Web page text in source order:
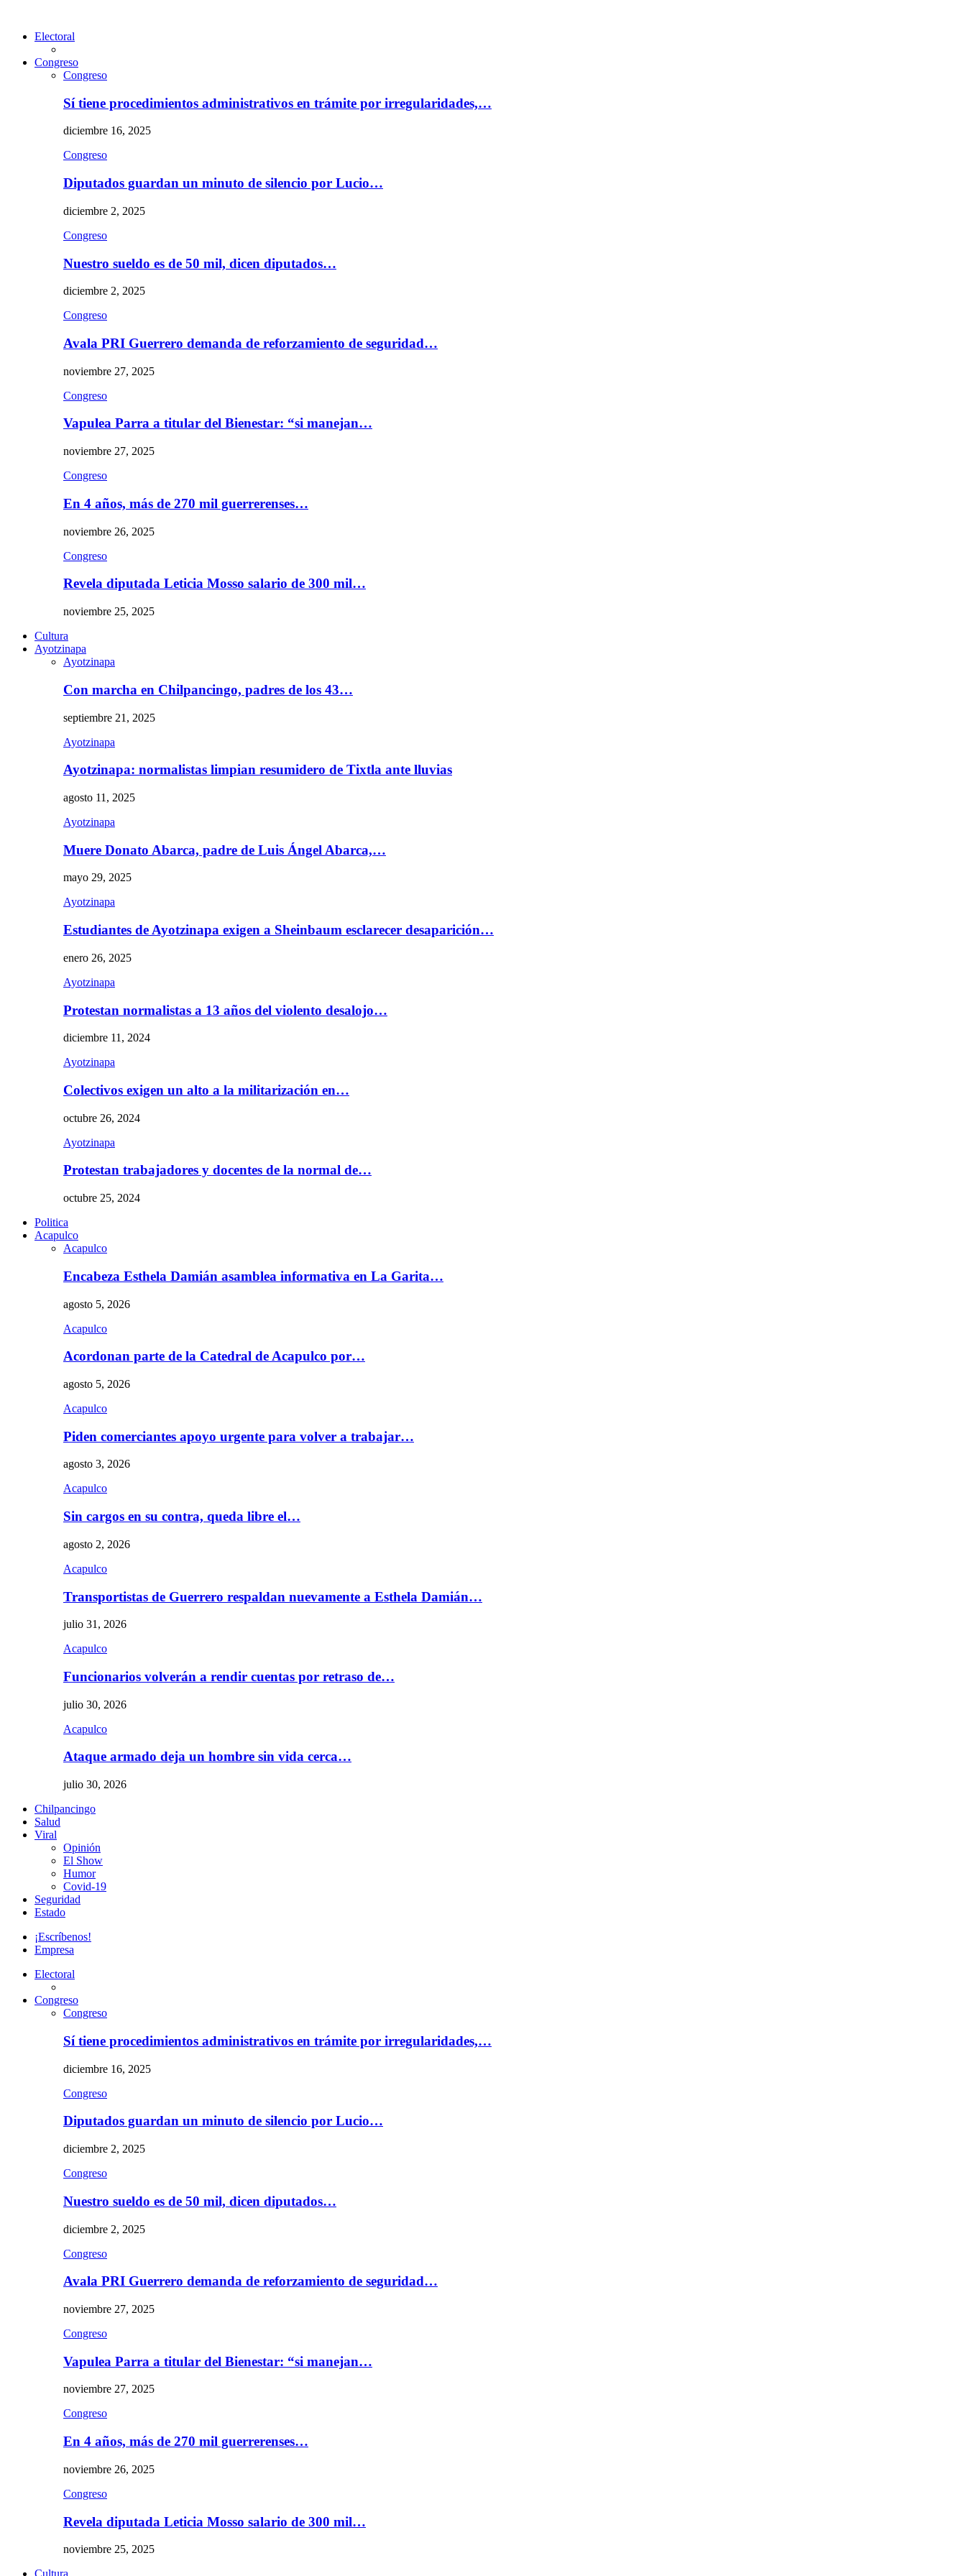
Electoral
Congreso
Congreso
Sí tiene procedimientos administrativos en trámite por irregularidades,…
diciembre 16, 2025
Congreso
Diputados guardan un minuto de silencio por Lucio…
diciembre 2, 2025
Congreso
Nuestro sueldo es de 50 mil, dicen diputados…
diciembre 2, 2025
Congreso
Avala PRI Guerrero demanda de reforzamiento de seguridad…
noviembre 27, 2025
Congreso
Vapulea Parra a titular del Bienestar: “si manejan…
noviembre 27, 2025
Congreso
En 4 años, más de 270 mil guerrerenses…
noviembre 26, 2025
Congreso
Revela diputada Leticia Mosso salario de 300 mil…
noviembre 25, 2025
Cultura
Ayotzinapa
Ayotzinapa
Con marcha en Chilpancingo, padres de los 43…
septiembre 21, 2025
Ayotzinapa
Ayotzinapa: normalistas limpian resumidero de Tixtla ante lluvias
agosto 11, 2025
Ayotzinapa
Muere Donato Abarca, padre de Luis Ángel Abarca,…
mayo 29, 2025
Ayotzinapa
Estudiantes de Ayotzinapa exigen a Sheinbaum esclarecer desaparición…
enero 26, 2025
Ayotzinapa
Protestan normalistas a 13 años del violento desalojo…
diciembre 11, 2024
Ayotzinapa
Colectivos exigen un alto a la militarización en…
octubre 26, 2024
Ayotzinapa
Protestan trabajadores y docentes de la normal de…
octubre 25, 2024
Politica
Acapulco
Acapulco
Encabeza Esthela Damián asamblea informativa en La Garita…
agosto 5, 2026
Acapulco
Acordonan parte de la Catedral de Acapulco por…
agosto 5, 2026
Acapulco
Piden comerciantes apoyo urgente para volver a trabajar…
agosto 3, 2026
Acapulco
Sin cargos en su contra, queda libre el…
agosto 2, 2026
Acapulco
Transportistas de Guerrero respaldan nuevamente a Esthela Damián…
julio 31, 2026
Acapulco
Funcionarios volverán a rendir cuentas por retraso de…
julio 30, 2026
Acapulco
Ataque armado deja un hombre sin vida cerca…
julio 30, 2026
Chilpancingo
Salud
Viral
Opinión
El Show
Humor
Covid-19
Seguridad
Estado
¡Escríbenos!
Empresa
Electoral
Congreso
Congreso
Sí tiene procedimientos administrativos en trámite por irregularidades,…
diciembre 16, 2025
Congreso
Diputados guardan un minuto de silencio por Lucio…
diciembre 2, 2025
Congreso
Nuestro sueldo es de 50 mil, dicen diputados…
diciembre 2, 2025
Congreso
Avala PRI Guerrero demanda de reforzamiento de seguridad…
noviembre 27, 2025
Congreso
Vapulea Parra a titular del Bienestar: “si manejan…
noviembre 27, 2025
Congreso
En 4 años, más de 270 mil guerrerenses…
noviembre 26, 2025
Congreso
Revela diputada Leticia Mosso salario de 300 mil…
noviembre 25, 2025